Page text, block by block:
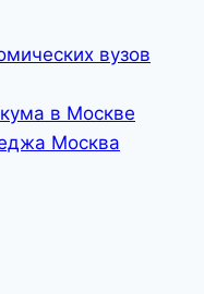
вузов
в Москве
Москва